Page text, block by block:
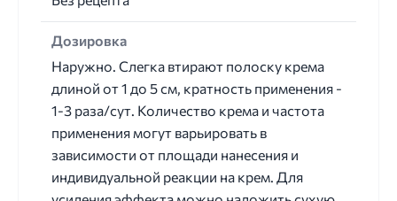
Дозировка
Наружно. Слегка втирают полоску крема
длиной от 1 до 5 см, кратность применения -
1-3 раза/сут. Количество крема и частота
применения могут варьировать в
зависимости от площади нанесения и
индивидуальной реакции на крем. Для